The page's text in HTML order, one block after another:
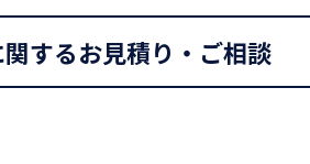
するお見積り・ご相談